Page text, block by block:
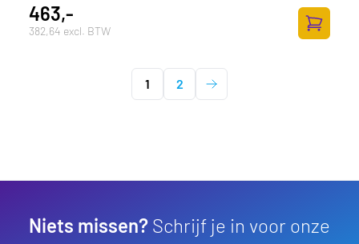
463,-
382,64 excl. BTW
1 2
Niets missen? Schrijf je in voor onze